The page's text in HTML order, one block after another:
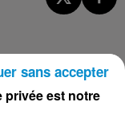
décroche, le
privée est notre
sans accepter